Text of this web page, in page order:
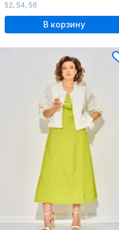
52, 54, 56
В корзину